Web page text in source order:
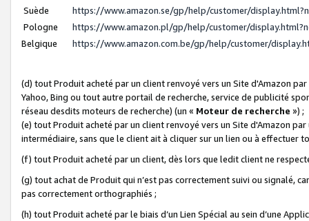
Suède
https://www.amazon.se/gp/help/customer/
Pologne
https://www.amazon.pl/gp/help/customer/
Belgique
https://www.amazon.com.be/gp/help/customer/
(d) tout Produit acheté par un client renvoyé vers un Site d'Amazon
Yahoo, Bing ou tout autre portail de recherche, service de publicité
réseau desdits moteurs de recherche) (un « Moteur de recherche ») ;
(e) tout Produit acheté par un client renvoyé vers un Site d'Amazon
intermédiaire, sans que le client ait à cliquer sur un lien ou à
(f) tout Produit acheté par un client, dès lors que ledit client ne
(g) tout achat de Produit qui n’est pas correctement suivi ou signalé,
pas correctement orthographiés ;
(h) tout Produit acheté par le biais d’un Lien Spécial au sein d’une